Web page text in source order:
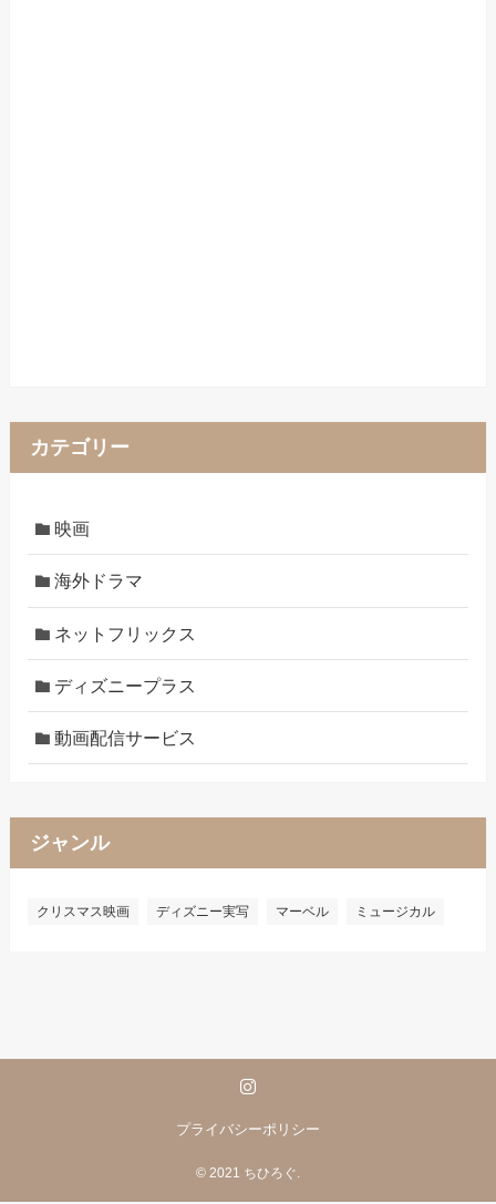
カテゴリー
映画
海外ドラマ
ネットフリックス
ディズニープラス
動画配信サービス
ジャンル
クリスマス映画 ディズニー実写 マーベル ミュージカル
プライバシーポリシー
© 2021 ちひろぐ.